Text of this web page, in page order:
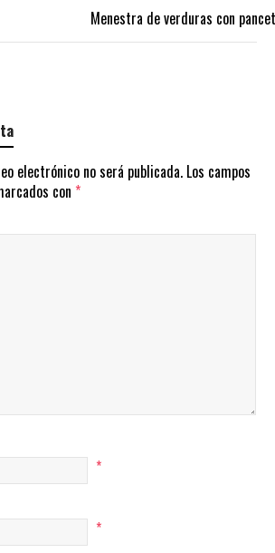
Menestra de verduras con
electrónico no será publicada. Los campos
con *
*
*